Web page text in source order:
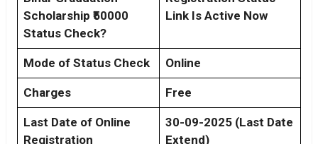
Scholarship ₹50000
Status Check?
Link Is Active Now
Mode of Status Check Online
Charges Free
Last Date of Online
Registration
30-09-2025 (Last Date
Extend)